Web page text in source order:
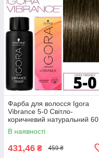
Фарба для волосся Igora
Vibrance 5-0 Світло-
коричневий натуральний 60
мл
В наявності
431,46 ₴ 459 ₴